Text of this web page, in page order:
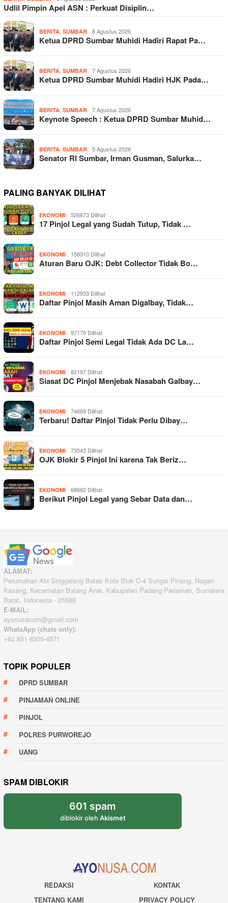
Udlil Pimpin Apel ASN : Perkuat Disiplin…
BERITA, SUMBAR 8 Agustus 2026
Ketua DPRD Sumbar Muhidi Hadiri Rapat Pa…
BERITA, SUMBAR 7 Agustus 2026
Ketua DPRD Sumbar Muhidi Hadiri HJK Pada…
BERITA, SUMBAR 7 Agustus 2026
Keynote Speech : Ketua DPRD Sumbar Muhid…
BERITA, SUMBAR 5 Agustus 2026
Senator RI Sumbar, Irman Gusman, Salurka…
PALING BANYAK DILIHAT
EKONOMI 526673 Dilihat
17 Pinjol Legal yang Sudah Tutup, Tidak …
EKONOMI 158310 Dilihat
Aturan Baru OJK: Debt Collector Tidak Bo…
EKONOMI 112933 Dilihat
Daftar Pinjol Masih Aman Digalbay, Tidak…
EKONOMI 97179 Dilihat
Daftar Pinjol Semi Legal Tidak Ada DC La…
EKONOMI 82197 Dilihat
Siasat DC Pinjol Menjebak Nasabah Galbay…
EKONOMI 74669 Dilihat
Terbaru! Daftar Pinjol Tidak Perlu Dibay…
EKONOMI 73543 Dilihat
OJK Blokir 5 Pinjol Ini karena Tak Beriz…
EKONOMI 68662 Dilihat
Berikut Pinjol Legal yang Sebar Data dan…
ALAMAT:
Perumahan Abi Singgalang Batas Kota Blok C-4 Sungai Pinang, Nagari
Kasang, Kecamatan Batang Anai, Kabupaten Padang Pariaman, Sumatera
Barat, Indonesia - 25586
E-MAIL:
ayonusacom@gmail.com
WhatsApp (chats only):
+62 851-8205-4571
TOPIK POPULER
DPRD SUMBAR
PINJAMAN ONLINE
PINJOL
POLRES PURWOREJO
UANG
SPAM DIBLOKIR
601 spam
diblokir oleh Akismet
REDAKSI
KONTAK
TENTANG KAMI
PRIVACY POLICY